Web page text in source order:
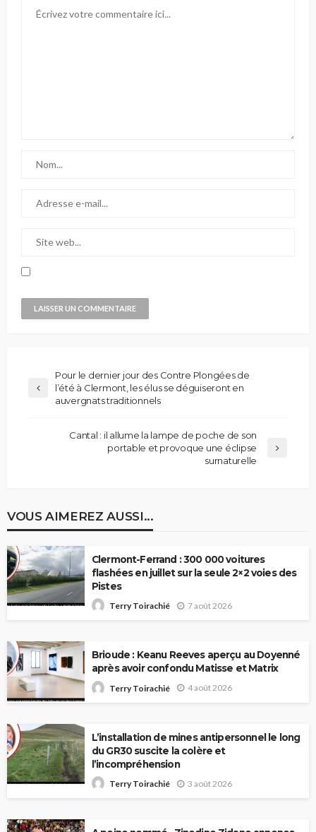
Pour le dernier jour des Contre Plongées de
l’été à Clermont, les élus se déguiseront en
auvergnats traditionnels
Cantal : il allume la lampe de poche de son
portable et provoque une éclipse
surnaturelle
VOUS AIMEREZ AUSSI...
Clermont-Ferrand : 300 000 voitures
flashées en juillet sur la seule 2×2 voies des
Pistes
Terry Toirachié 7 août 2026
Brioude : Keanu Reeves aperçu au Doyenné
après avoir confondu Matisse et Matrix
Terry Toirachié 4 août 2026
L’installation de mines antipersonnel le long
du GR30 suscite la colère et
l’incompréhension
Terry Toirachié 3 août 2026